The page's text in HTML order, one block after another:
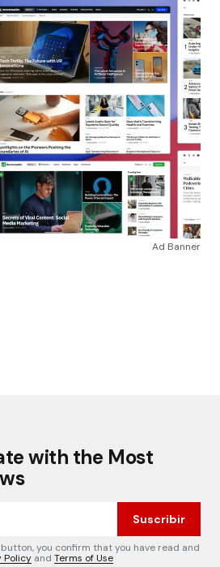
Ad Banner
with the Most
Suscribir
you confirm that you have read and
Policy and Terms of Use